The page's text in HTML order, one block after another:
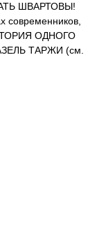
ШВАРТОВЫ!
ОДНОГО
ТАРЖИ (см.